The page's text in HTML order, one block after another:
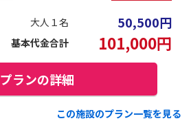
大人１名 50,500円
基本代金合計 101,000円
プランの詳細
この施設のプラン一覧を見る